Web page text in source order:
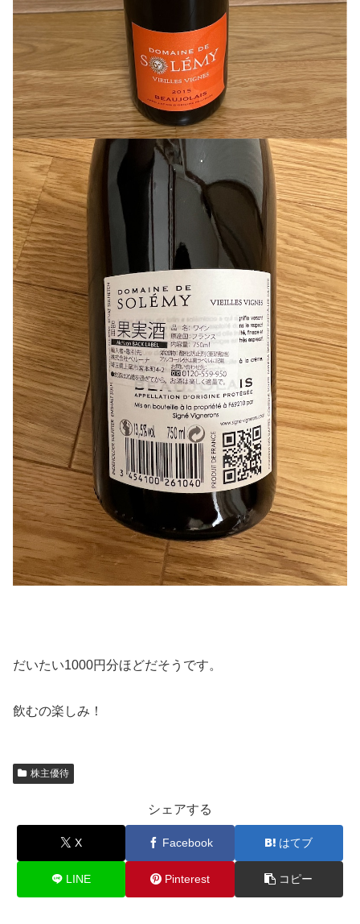
だいたい1000円分ほどだそうです。
飲むの楽しみ！
株主優待
シェアする
X Facebook はてブ
LINE Pinterest コピー